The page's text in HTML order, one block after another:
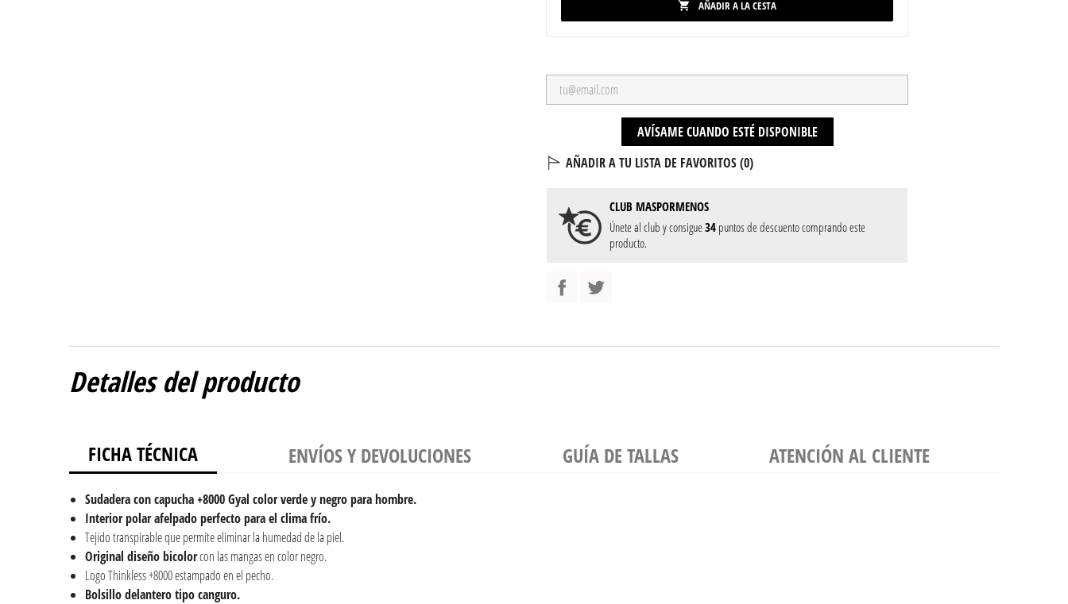
 AÑADIR A LA CESTA
AVÍSAME CUANDO ESTÉ DISPONIBLE
AÑADIR A TU LISTA DE FAVORITOS (0)
CLUB MASPORMENOS
Únete al club y consigue34puntos de descuento comprando este
producto.
Detalles del producto
FICHA TÉCNICA ENVÍOS Y DEVOLUCIONES GUÍA DE TALLAS ATENCIÓN AL CLIENTE
Sudadera con capucha +8000 Gyal color verde y negro para hombre.
Interior polar afelpado perfecto para el clima frío.
Tejido transpirable que permite eliminar la humedad de la piel.
Original diseño bicolorcon las mangas en color negro.
Logo Thinkless +8000 estampado en el pecho.
Bolsillo delantero tipo canguro.